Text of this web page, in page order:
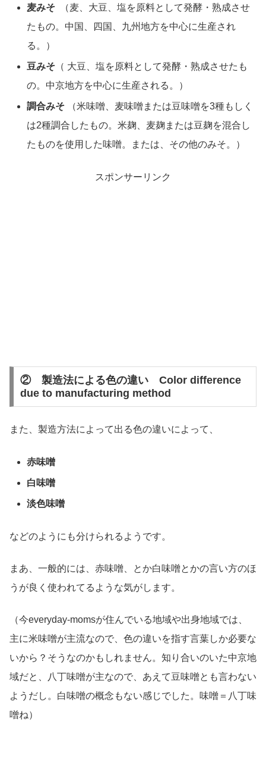
麦みそ （麦、大豆、塩を原料として発酵・熟成させ
たもの。中国、四国、九州地方を中心に生産され
る。）
豆みそ （ 大豆、塩を原料として発酵・熟成させたも
の。中京地方を中心に生産される。）
調合みそ （米味噌、麦味噌または豆味噌を3種もしく
は2種調合したもの。米麹、麦麹または豆麹を混合し
たものを使用した味噌。または、その他のみそ。）
スポンサーリンク
② 製造法による色の違い Color difference
due to manufacturing method
また、製造方法によって出る色の違いによって、
赤味噌
白味噌
淡色味噌
などのようにも分けられるようです。
まあ、一般的には、赤味噌、とか白味噌とかの言い方のほ
うが良く使われてるような気がします。
（今everyday-momsが住んでいる地域や出身地域では、
主に米味噌が主流なので、色の違いを指す言葉しか必要な
いから？そうなのかもしれません。知り合いのいた中京地
域だと、八丁味噌が主なので、あえて豆味噌とも言わない
ようだし。白味噌の概念もない感じでした。味噌＝八丁味
噌ね）